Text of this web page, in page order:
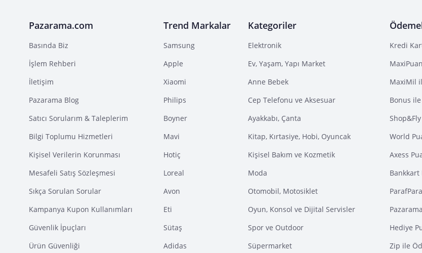
Pazarama.com
Basında Biz
İşlem Rehberi
İletişim
Pazarama Blog
Satıcı Sorularım & Taleplerim
Bilgi Toplumu Hizmetleri
Kişisel Verilerin Korunması
Mesafeli Satış Sözleşmesi
Sıkça Sorulan Sorular
Kampanya Kupon Kullanımları
Güvenlik İpuçları
Ürün Güvenliği
Trend Markalar
Samsung
Apple
Xiaomi
Philips
Boyner
Mavi
Hotiç
Loreal
Avon
Eti
Sütaş
Adidas
Kategoriler
Elektronik
Ev, Yaşam, Yapı Market
Anne Bebek
Cep Telefonu ve Aksesuar
Ayakkabı, Çanta
Kitap, Kırtasiye, Hobi, Oyuncak
Kişisel Bakım ve Kozmetik
Moda
Otomobil, Motosiklet
Oyun, Konsol ve Dijital Servisler
Spor ve Outdoor
Süpermarket
Kredi
MaxiMil
Bonus
World
Axess
Bankkart
Hediye
Zip ile